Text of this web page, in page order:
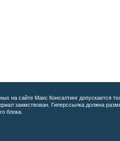
на сайте Макс Консалтинг допускается
заимствован. Гиперссылка должна
блока.